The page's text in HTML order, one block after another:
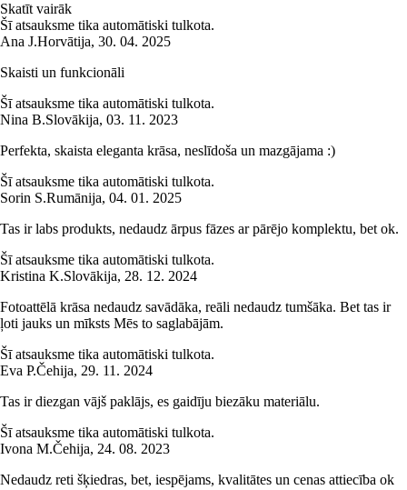
Skatīt vairāk
Šī atsauksme tika automātiski tulkota.
Ana J.Horvātija, 30. 04. 2025
Skaisti un funkcionāli
Šī atsauksme tika automātiski tulkota.
Nina B.Slovākija, 03. 11. 2023
Perfekta, skaista eleganta krāsa, neslīdoša un mazgājama :)
Šī atsauksme tika automātiski tulkota.
Sorin S.Rumānija, 04. 01. 2025
Tas ir labs produkts, nedaudz ārpus fāzes ar pārējo komplektu, bet ok.
Šī atsauksme tika automātiski tulkota.
Kristina K.Slovākija, 28. 12. 2024
Fotoattēlā krāsa nedaudz savādāka, reāli nedaudz tumšāka. Bet tas ir
ļoti jauks un mīksts Mēs to saglabājām.
Šī atsauksme tika automātiski tulkota.
Eva P.Čehija, 29. 11. 2024
Tas ir diezgan vājš paklājs, es gaidīju biezāku materiālu.
Šī atsauksme tika automātiski tulkota.
Ivona M.Čehija, 24. 08. 2023
Nedaudz reti šķiedras, bet, iespējams, kvalitātes un cenas attiecība ok